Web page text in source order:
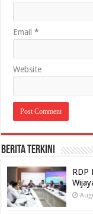
Email*
Website
BERITA TERKINI
RDP